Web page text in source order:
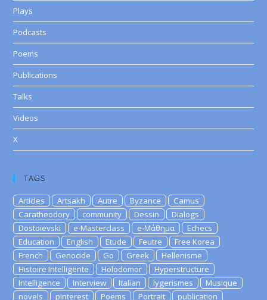
Plays
Podcasts
Poems
Publications
Talks
Videos
X
TAGS
Articles Artsakh Autre Byzance
Camus
Caratheodory
community Dessin
Dialogs
Dostoievski
e-Masterclass e-Μάθημα
Echecs
Education
English Etude Feutre
Free Korea
French
Genocide Go Greek
Hellenisme
Histoire Intelligente
Holodomor
Hyperstructure
Intelligence
Interview Italian lygerismes
Musique
novels
pinterest Poems Portrait
publication